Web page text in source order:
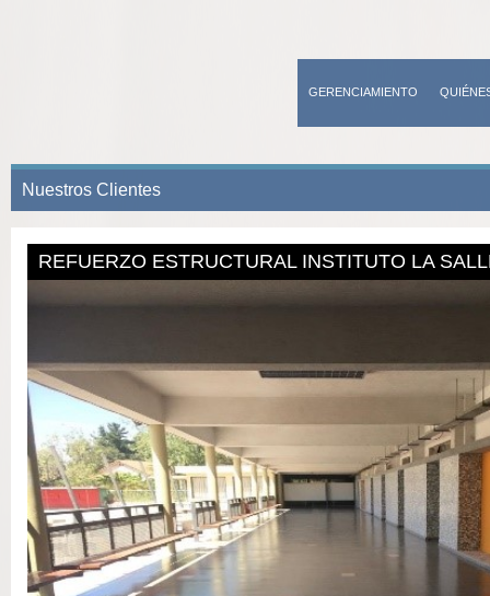
GERENCIAMIENTO
Nuestros Clientes
REFUERZO ESTRUCTURAL INSTITUTO LA